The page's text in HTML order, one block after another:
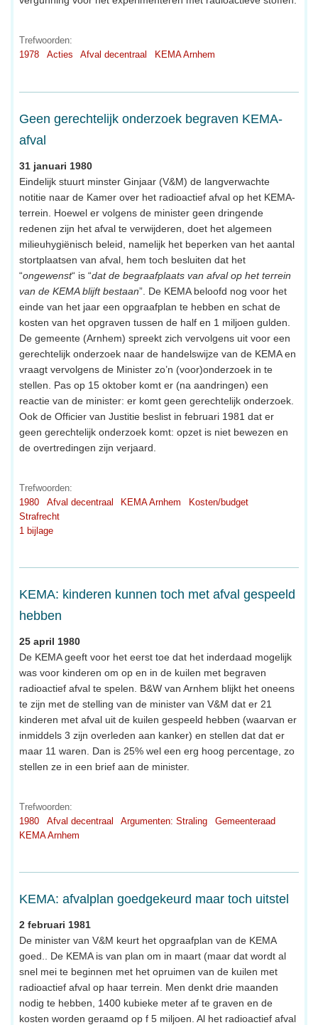
Trefwoorden:
1978
Acties Afval decentraal KEMA Arnhem
Geen gerechtelijk onderzoek begraven KEMA-
afval
31 januari 1980
Eindelijk stuurt minster Ginjaar (V&M) de langverwachte
notitie naar de Kamer over het radioactief afval op het KEMA-
terrein. Hoewel er volgens de minister geen dringende
redenen zijn het afval te verwijderen, doet het algemeen
milieuhygiënisch beleid, namelijk het beperken van het aantal
stortplaatsen van afval, hem toch besluiten dat het
“ongewenst“ is “dat de begraafplaats van afval op het terrein
van de KEMA blijft bestaan”. De KEMA beloofd nog voor het
einde van het jaar een opgraafplan te hebben en schat de
kosten van het opgraven tussen de half en 1 miljoen gulden.
De gemeente (Arnhem) spreekt zich vervolgens uit voor een
gerechtelijk onderzoek naar de handelswijze van de KEMA en
vraagt vervolgens de Minister zo’n (voor)onderzoek in te
stellen. Pas op 15 oktober komt er (na aandringen) een
reactie van de minister: er komt geen gerechtelijk onderzoek.
Ook de Officier van Justitie beslist in februari 1981 dat er
geen gerechtelijk onderzoek komt: opzet is niet bewezen en
de overtredingen zijn verjaard.
Trefwoorden:
1980
Afval decentraal KEMA Arnhem
Kosten/budget
Strafrecht
1 bijlage
KEMA: kinderen kunnen toch met afval gespeeld
hebben
25 april 1980
De KEMA geeft voor het eerst toe dat het inderdaad mogelijk
was voor kinderen om op en in de kuilen met begraven
radioactief afval te spelen. B&W van Arnhem blijkt het oneens
te zijn met de stelling van de minister van V&M dat er 21
kinderen met afval uit de kuilen gespeeld hebben (waarvan er
inmiddels 3 zijn overleden aan kanker) en stellen dat dat er
maar 11 waren. Dan is 25% wel een erg hoog percentage, zo
stellen ze in een brief aan de minister.
Trefwoorden:
1980
Afval decentraal Argumenten: Straling
Gemeenteraad
KEMA Arnhem
KEMA: afvalplan goedgekeurd maar toch uitstel
2 februari 1981
De minister van V&M keurt het opgraafplan van de KEMA
goed.. De KEMA is van plan om in maart (maar dat wordt al
snel mei te beginnen met het opruimen van de kuilen met
radioactief afval op haar terrein. Men denkt drie maanden
nodig te hebben, 1400 kubieke meter af te graven en de
kosten worden geraamd op f 5 miljoen. Al het radioactief afval